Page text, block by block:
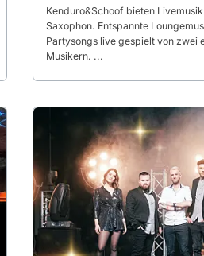
Kenduro&Schoof bieten
Saxophon. Entspannte
Partysongs live gespielt von zwei
Musikern. ...